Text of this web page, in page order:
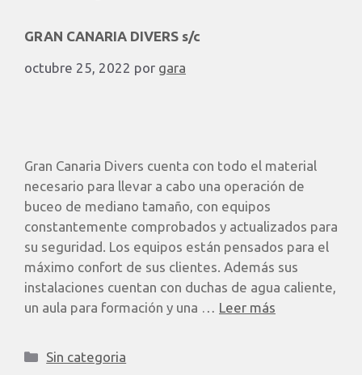
GRAN CANARIA DIVERS s/c
octubre 25, 2022 por gara
Gran Canaria Divers cuenta con todo el material
necesario para llevar a cabo una operación de
buceo de mediano tamaño, con equipos
constantemente comprobados y actualizados para
su seguridad. Los equipos están pensados para el
máximo confort de sus clientes. Además sus
instalaciones cuentan con duchas de agua caliente,
un aula para formación y una … Leer más
Sin categoria